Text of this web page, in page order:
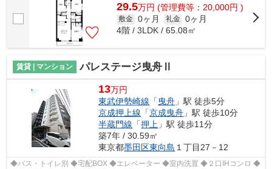
29.5万円 (管理費等：20,000円 )
敷金 0ヶ月 礼金 0ヶ月
4階 / 3LDK / 65.08㎡
賃貸 | マンション パレステージ曳舟Ⅱ
13万円
東武伊勢崎線 「 曳舟 」駅 徒歩5分
京成押上線 「京成曳舟 」駅 徒歩10分
半蔵門線 「押上 」駅 徒歩11分
築7年 / 30.59㎡
東京都墨田区東向島 １丁目27－12
◆バス・トイレ別 ◆宅配BOX ◆エレベーター ◆室内洗置 ◆２口IHコンロ ◆